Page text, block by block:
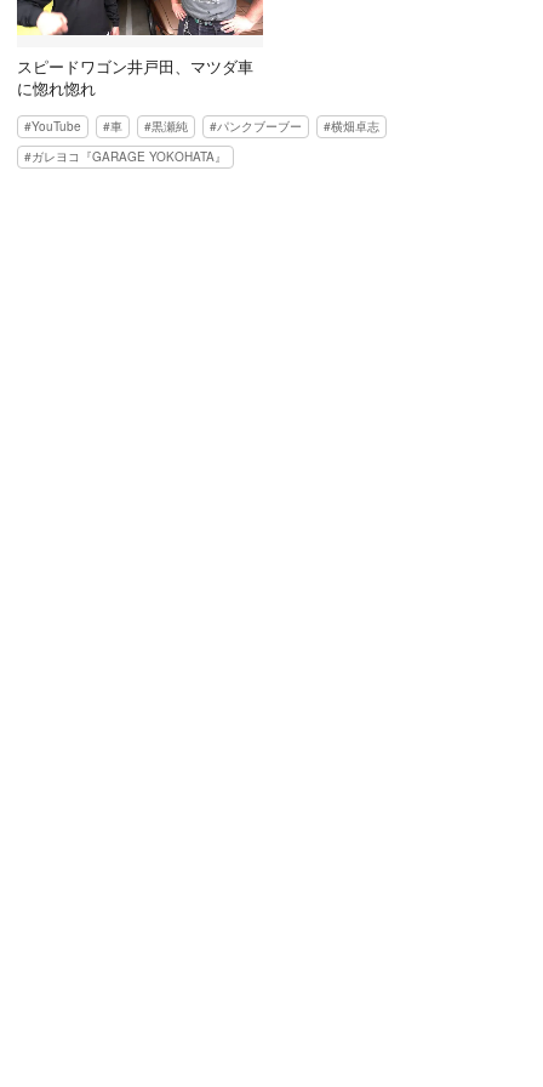
スピードワゴン井戸田、マツダ車
に惚れ惚れ
YouTube 車 黒瀬純 パンクブーブー
横畑卓志
ガレヨコ『GARAGE YOKOHATA』